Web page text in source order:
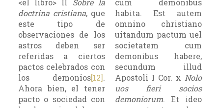
<el libro> II Sobre la
doctrina cristiana, que
este tipo de
observaciones de los
astros deben ser
referidas a ciertos
pactos celebrados con
los demonios[12].
Ahora bien, el tener
pacto o sociedad con
cum demonibus
habita. Est autem
omnino christiano
uitandum pactum uel
societatem cum
demonibus habere,
secundum illud
Apostoli I Cor. x Nolo
uos fieri socios
demoniorum. Et ideo